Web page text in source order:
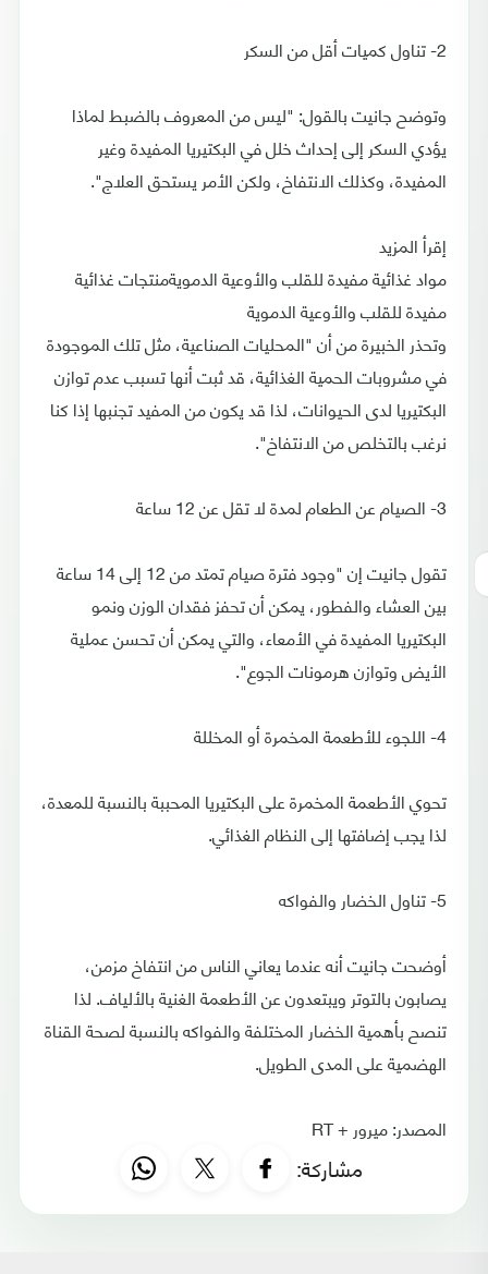
2- تناول كميات أقل من السكر
وتوضح جانيت بالقول: "ليس من المعروف بالضبط لماذا
يؤدي السكر إلى إحداث خلل في البكتيريا المفيدة وغير
المفيدة، وكذلك الانتفاخ، ولكن الأمر يستحق العلاج".
إقرأ المزيد
مواد غذائية مفيدة للقلب والأوعية الدمويةمنتجات غذائية
مفيدة للقلب والأوعية الدموية
وتحذر الخبيرة من أن "المحليات الصناعية، مثل تلك الموجودة
في مشروبات الحمية الغذائية، قد ثبت أنها تسبب عدم توازن
البكتيريا لدى الحيوانات، لذا قد يكون من المفيد تجنبها إذا كنا
نرغب بالتخلص من الانتفاخ".
3- الصيام عن الطعام لمدة لا تقل عن 12 ساعة
تقول جانيت إن "وجود فترة صيام تمتد من 12 إلى 14 ساعة
بين العشاء والفطور، يمكن أن تحفز فقدان الوزن ونمو
البكتيريا المفيدة في الأمعاء، والتي يمكن أن تحسن عملية
الأيض وتوازن هرمونات الجوع".
4- اللجوء للأطعمة المخمرة أو المخللة
تحوي الأطعمة المخمرة على البكتيريا المحببة بالنسبة للمعدة،
لذا يجب إضافتها إلى النظام الغذائي.
5- تناول الخضار والفواكه
أوضحت جانيت أنه عندما يعاني الناس من انتفاخ مزمن،
يصابون بالتوتر ويبتعدون عن الأطعمة الغنية بالألياف. لذا
تنصح بأهمية الخضار المختلفة والفواكه بالنسبة لصحة القناة
الهضمية على المدى الطويل.
المصدر: ميرور + RT
مشاركة: